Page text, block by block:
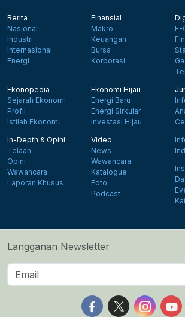
Berita
Nasional
Industri
Internasional
Energi
Finansial
Makro
Keuangan
Bursa
Korporasi
E-
Ekonopedia
Sejarah Ekonomi
Profil
Istilah Ekonomi
Ekonomi Hijau
Energi Baru
Energi Sirkular
Investasi Hijau
In-Depth & Opini
Telaah
Opini
Wawancara
Laporan Khusus
Video
News
Wawancara
Katalogue
Foto
Podcast
Langganan Newsletter
Follow us on
Follow us on